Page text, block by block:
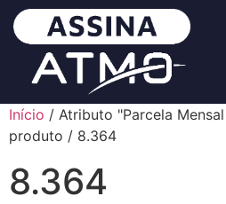
Início / Atributo "Parcela
produto / 8.364
8.364